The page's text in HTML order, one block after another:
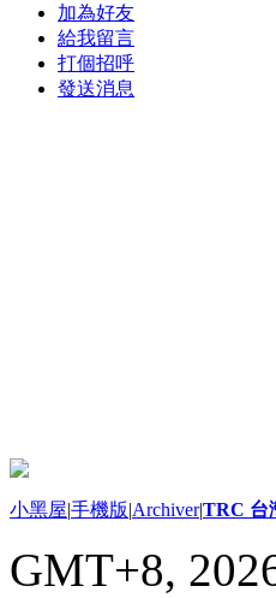
加為好友
給我留言
打個招呼
發送消息
小黑屋|手機版|Archiver|TRC 台
GMT+8,